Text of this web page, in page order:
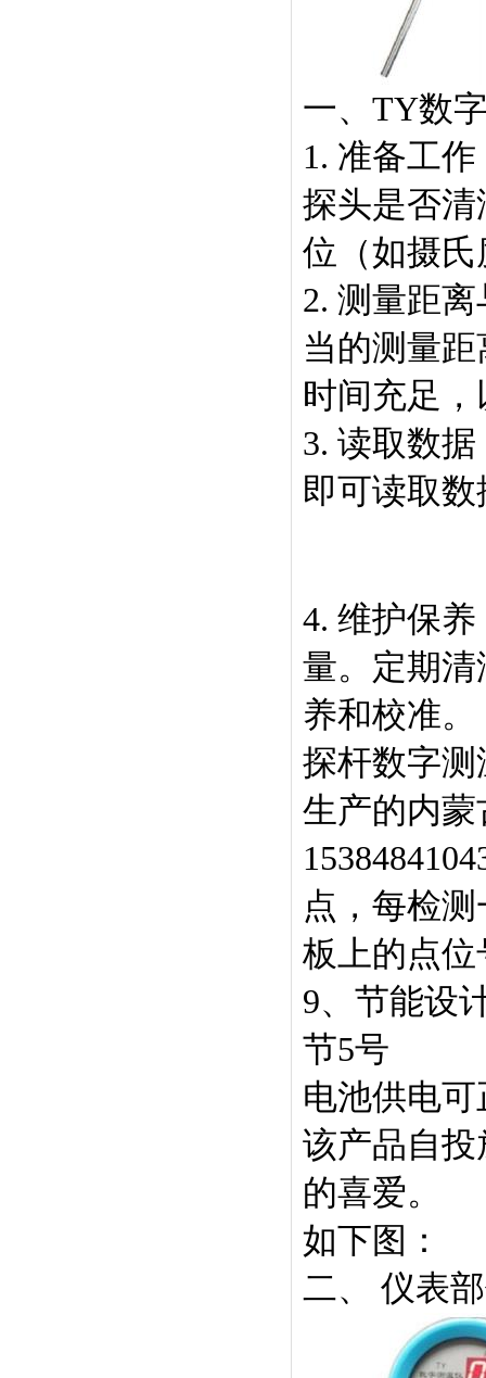
一、TY数
1. 准备工
探头是否
位（如摄
2. 测量距
当的测量
时间充足
3. 读取数
即可读取
4. 维护保
量。定期
养和校准。
探杆数字
生产的内
点，每检
板上的点
9、节能设
节5号
电池供电
该产品自
的喜爱。
如下图：
二、 仪表